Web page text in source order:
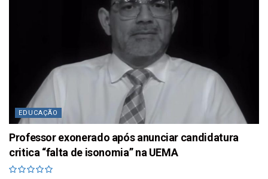
EDUCAÇÃO
Professor exonerado após anunciar candidatura
critica “falta de isonomia” na UEMA